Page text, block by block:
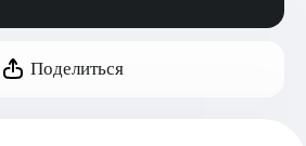
Поделиться